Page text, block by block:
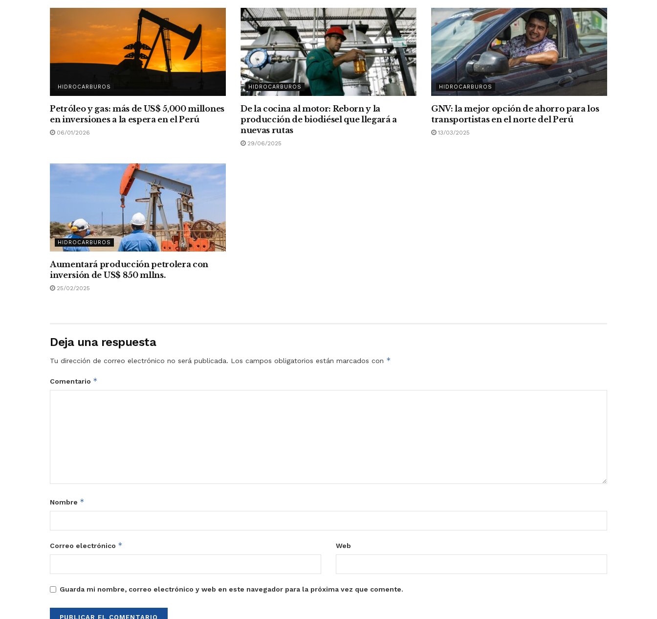
HIDROCARBUROS
Petróleo y gas: más de US$ 5,000 millones
en inversiones a la espera en el Perú
06/01/2026
HIDROCARBUROS
De la cocina al motor: Reborn y la
producción de biodiésel que llegará a
nuevas rutas
29/06/2025
HIDROCARBUROS
GNV: la mejor opción de ahorro para los
transportistas en el norte del Perú
13/03/2025
HIDROCARBUROS
Aumentará producción petrolera con
inversión de US$ 850 mllns.
25/02/2025
Deja una respuesta
Tu dirección de correo electrónico no será publicada. Los campos obligatorios están marcados con *
Comentario *
Nombre *
Correo electrónico * Web
Guarda mi nombre, correo electrónico y web en este navegador para la próxima vez que comente.